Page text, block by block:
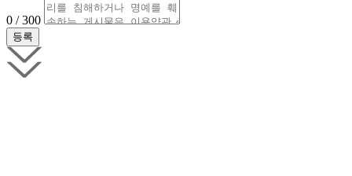
0 / 300